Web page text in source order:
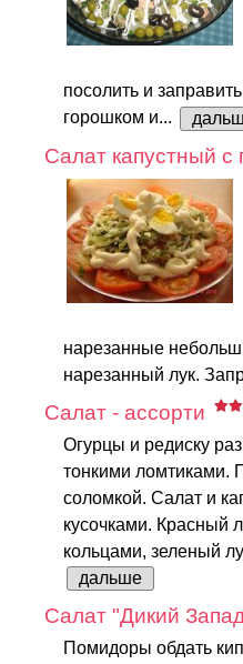
посолить и
горошком и...
Салат капустный
нарезанные
нарезанный лук.
Салат - ассорти
Огурцы и редиску
тонкими ломтиками.
соломкой. Салат и
кусочками. Красный
кольцами, зеленый
дальше
Салат "Дикий
Помидоры обдать